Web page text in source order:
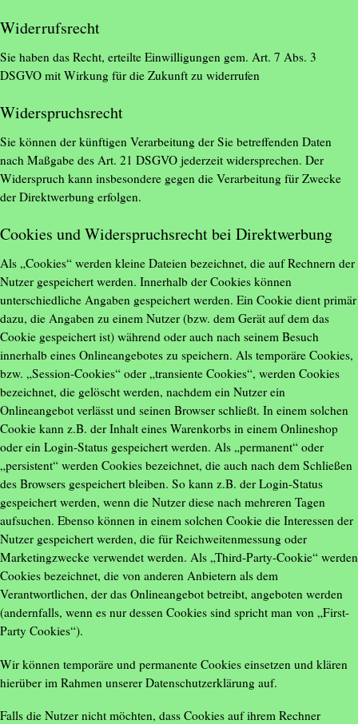
Widerrufsrecht
Sie haben das Recht, erteilte Einwilligungen gem. Art. 7 Abs. 3
DSGVO mit Wirkung für die Zukunft zu widerrufen
Widerspruchsrecht
Sie können der künftigen Verarbeitung der Sie betreffenden Daten
nach Maßgabe des Art. 21 DSGVO jederzeit widersprechen. Der
Widerspruch kann insbesondere gegen die Verarbeitung für Zwecke
der Direktwerbung erfolgen.
Cookies und Widerspruchsrecht bei Direktwerbung
Als „Cookies“ werden kleine Dateien bezeichnet, die auf Rechnern der
Nutzer gespeichert werden. Innerhalb der Cookies können
unterschiedliche Angaben gespeichert werden. Ein Cookie dient primär
dazu, die Angaben zu einem Nutzer (bzw. dem Gerät auf dem das
Cookie gespeichert ist) während oder auch nach seinem Besuch
innerhalb eines Onlineangebotes zu speichern. Als temporäre Cookies,
bzw. „Session-Cookies“ oder „transiente Cookies“, werden Cookies
bezeichnet, die gelöscht werden, nachdem ein Nutzer ein
Onlineangebot verlässt und seinen Browser schließt. In einem solchen
Cookie kann z.B. der Inhalt eines Warenkorbs in einem Onlineshop
oder ein Login-Status gespeichert werden. Als „permanent“ oder
„persistent“ werden Cookies bezeichnet, die auch nach dem Schließen
des Browsers gespeichert bleiben. So kann z.B. der Login-Status
gespeichert werden, wenn die Nutzer diese nach mehreren Tagen
aufsuchen. Ebenso können in einem solchen Cookie die Interessen der
Nutzer gespeichert werden, die für Reichweitenmessung oder
Marketingzwecke verwendet werden. Als „Third-Party-Cookie“ werden
Cookies bezeichnet, die von anderen Anbietern als dem
Verantwortlichen, der das Onlineangebot betreibt, angeboten werden
(andernfalls, wenn es nur dessen Cookies sind spricht man von „First-
Party Cookies“).
Wir können temporäre und permanente Cookies einsetzen und klären
hierüber im Rahmen unserer Datenschutzerklärung auf.
Falls die Nutzer nicht möchten, dass Cookies auf ihrem Rechner